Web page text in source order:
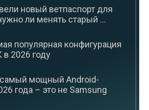
новый ветпаспорт для
ли менять старый ...
популярная конфигурация
в 2026 году
мощный Android-
года – это не Samsung